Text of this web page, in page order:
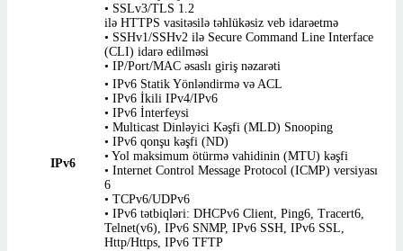
• SSLv3/TLS 1.2
ilə HTTPS vasitəsilə təhlükəsiz veb idarəetmə
• SSHv1/SSHv2 ilə Secure Command Line Interface
(CLI) idarə edilməsi
• IP/Port/MAC əsaslı giriş nəzarəti
IPv6
• IPv6 Statik Yönləndirmə və ACL
• IPv6 İkili IPv4/IPv6
• IPv6 İnterfeysi
• Multicast Dinləyici Kəşfi (MLD) Snooping
• IPv6 qonşu kəşfi (ND)
• Yol maksimum ötürmə vahidinin (MTU) kəşfi
• Internet Control Message Protocol (ICMP) versiyası
6
• TCPv6/UDPv6
• IPv6 tətbiqləri: DHCPv6 Client, Ping6, Tracert6,
Telnet(v6), IPv6 SNMP, IPv6 SSH, IPv6 SSL,
Http/Https, IPv6 TFTP